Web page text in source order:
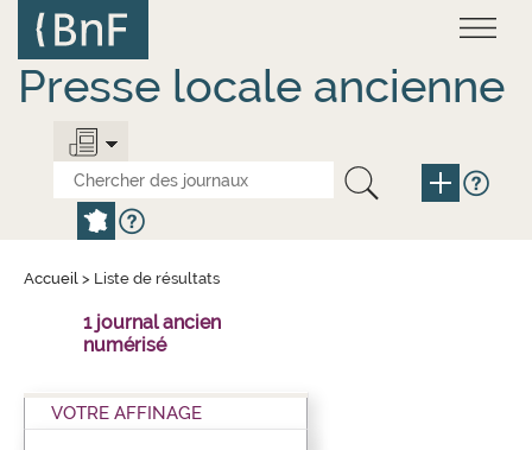
contenu
principal
Presse locale ancienne
Accueil > Liste de résultats
1 journal ancien
numérisé
VOTRE AFFINAGE
Panneau de gestion des cookies